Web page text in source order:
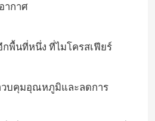
ากาศ
พื้นที่หนึ่ง ที่ไมโครสเฟียร์
บคุมอุณหภูมิและลดการ